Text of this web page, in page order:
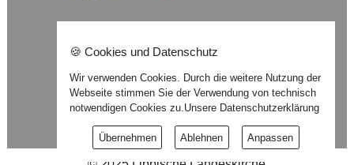
Impressum
Datenschutzerklärung
🍪 Cookies und Datenschutz
Wir verwenden Cookies. Durch die weitere Nutzung der
Webseite stimmen Sie der Verwendung von technisch
notwendigen Cookies zu.Unsere Datenschutzerklärung
Übernehmen Ablehnen Anpassen